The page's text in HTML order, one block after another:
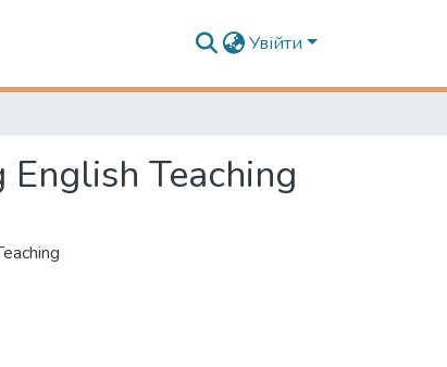
Увійти
Teaching